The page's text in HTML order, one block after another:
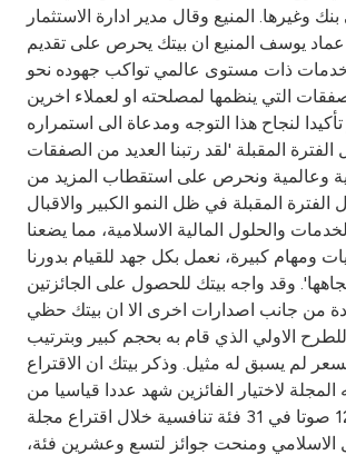
وغيرها. المنيع وقال مدير ادارة الاستثمار
يوسف المنيع ان بيتك يحرص على تقديم
ذات مستوى عالمي تواكب جهوده نحو
التي ينظمها لمصلحته او لعملاء اخرين
تأكيدا لنجاح هذا التوجه ومدعاة الى استمراره
الفترة المقبلة 'لقد رتبنا العديد من الصفقات
وعالمية ونحرص على استقطاب المزيد من
المقبلة في ظل النمو الكبير والاقبال
والحلول المالية الاسلامية، مما يضعنا
ومهام كبيرة، نعمل بكل جهد للقيام بدورنا
وقد واجه بيتك للحصول على الجائزتين
من جانب اصدارات اخرى الا ان بيتك حظي
الاولي الذي قام به بحجم كبير وبترتيب
لم يسبق له مثيل. وذكر بيتك ان الاقتراع
المجلة لاختيار الفائزين شهد عددا قياسيا من
الاصوات بلغ 1232 صوتا في 31 فئة تنافسية خلال اقتراع مجلة
الاسلامي ومنحت جوائز لتسع وعشرين فئة،